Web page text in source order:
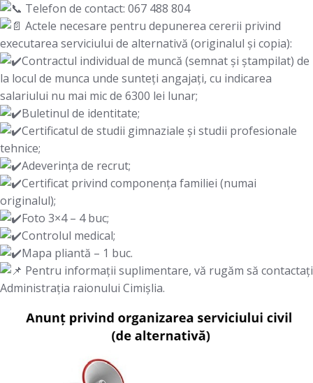
Telefon de contact: 067 488 804
Actele necesare pentru depunerea cererii privind
executarea serviciului de alternativă (originalul și copia):
Contractul individual de muncă (semnat și ștampilat) de
la locul de munca unde sunteți angajați, cu indicarea
salariului nu mai mic de 6300 lei lunar;
Buletinul de identitate;
Certificatul de studii gimnaziale și studii profesionale
tehnice;
Adeverința de recrut;
Certificat privind componența familiei (numai
originalul);
Foto 3×4 – 4 buc;
Controlul medical;
Mapa pliantă – 1 buc.
Pentru informații suplimentare, vă rugăm să contactați
Administrația raionului Cimișlia.